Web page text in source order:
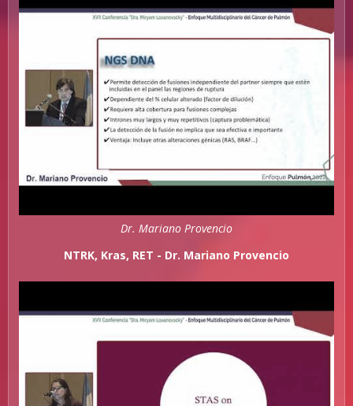
Dr. Mariano Provencio
NTRK, Kras, RET - Dr. Mariano Provencio